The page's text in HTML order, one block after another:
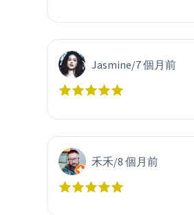
Jasmine/7 個月前
禾禾/8 個月前